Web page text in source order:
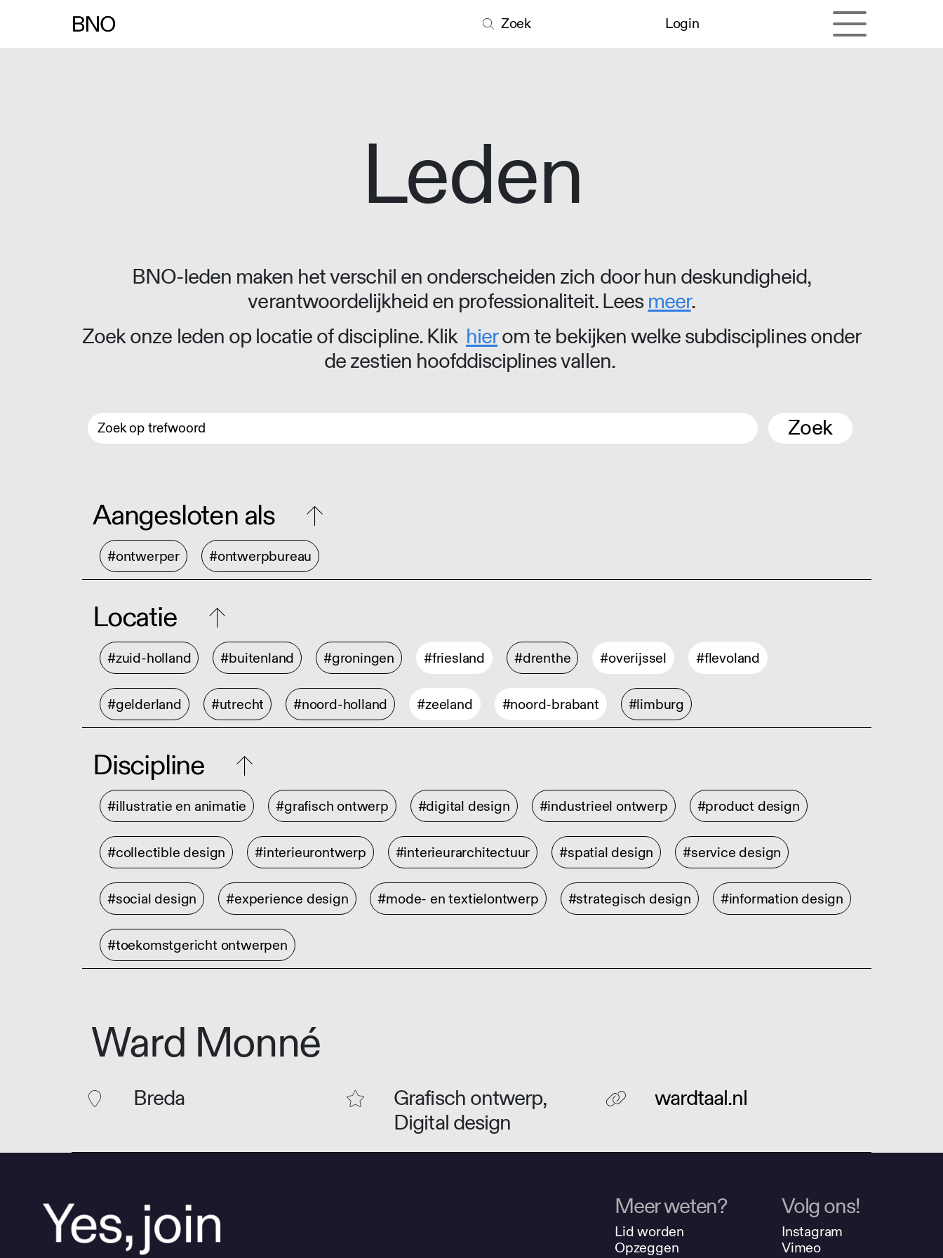
Zoek Login
Leden
BNO-leden maken het verschil en onderscheiden zich door hun deskundigheid,
verantwoordelijkheid en professionaliteit. Leesmeer.
Zoek onze leden op locatie of discipline. Klik hierom te bekijken welke subdisciplines onder
de zestien hoofddisciplines vallen.
Zoek
Aangesloten als
#ontwerper #ontwerpbureau
Locatie
#zuid-holland #buitenland #groningen #friesland #drenthe #overijssel #flevoland
#gelderland #utrecht #noord-holland #zeeland #noord-brabant #limburg
Discipline
#illustratie en animatie #grafisch ontwerp #digital design #industrieel ontwerp #product design
#collectible design #interieurontwerp #interieurarchitectuur #spatial design #service design
#social design #experience design #mode- en textielontwerp #strategisch design #information design
#toekomstgericht ontwerpen
Ward Monné
Breda
Grafisch ontwerp,
Digital design
wardtaal.nl
Meer weten?
Lid worden
Opzeggen
Volg ons!
Instagram
Vimeo